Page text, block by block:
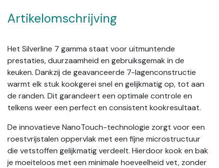
Artikelomschrijving
Het Silverline 7 gamma staat voor uitmuntende
prestaties, duurzaamheid en gebruiksgemak in de
keuken. Dankzij de geavanceerde 7-lagenconstructie
warmt elk stuk kookgerei snel en gelijkmatig op, tot aan
de randen. Dit garandeert een optimale controle en
telkens weer een perfect en consistent kookresultaat.
De innovatieve NanoTouch-technologie zorgt voor een
roestvrijstalen oppervlak met een fijne microstructuur
die vetstoffen gelijkmatig verdeelt. Hierdoor kook en bak
je moeiteloos met een minimale hoeveelheid vet, zonder